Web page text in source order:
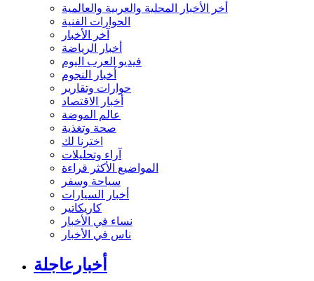
أخر الأخبار المحلية والعربية والعالمية
الحوارات الفنية
آخر الأخبار
أخبار الرياضة
فيديو العرب اليوم
أخبار النجوم
حوارات وتقارير
أخبار الاقتصاد
عالم الموضة
صحة وتغذية
اخترنا لك
آراء وتحليلات
المواضيع الأكثر قراءة
سياحة وسفر
أخبار السيارات
كاريكاتير
نساء في الأخبار
ناس في الأخبار
أخبارعاجلة